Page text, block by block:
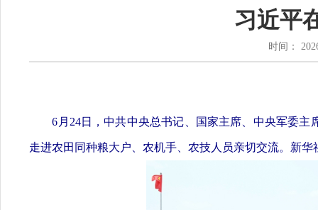
习近平
时间：
6月24日，中共中央总书记、国家主席、中央军委主
走进农田同种粮大户、农机手、农技人员亲切交流。新华